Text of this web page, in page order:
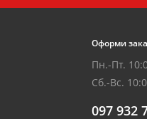
Оформи
Пн.-Пт.
Сб.-Вс.
097 932